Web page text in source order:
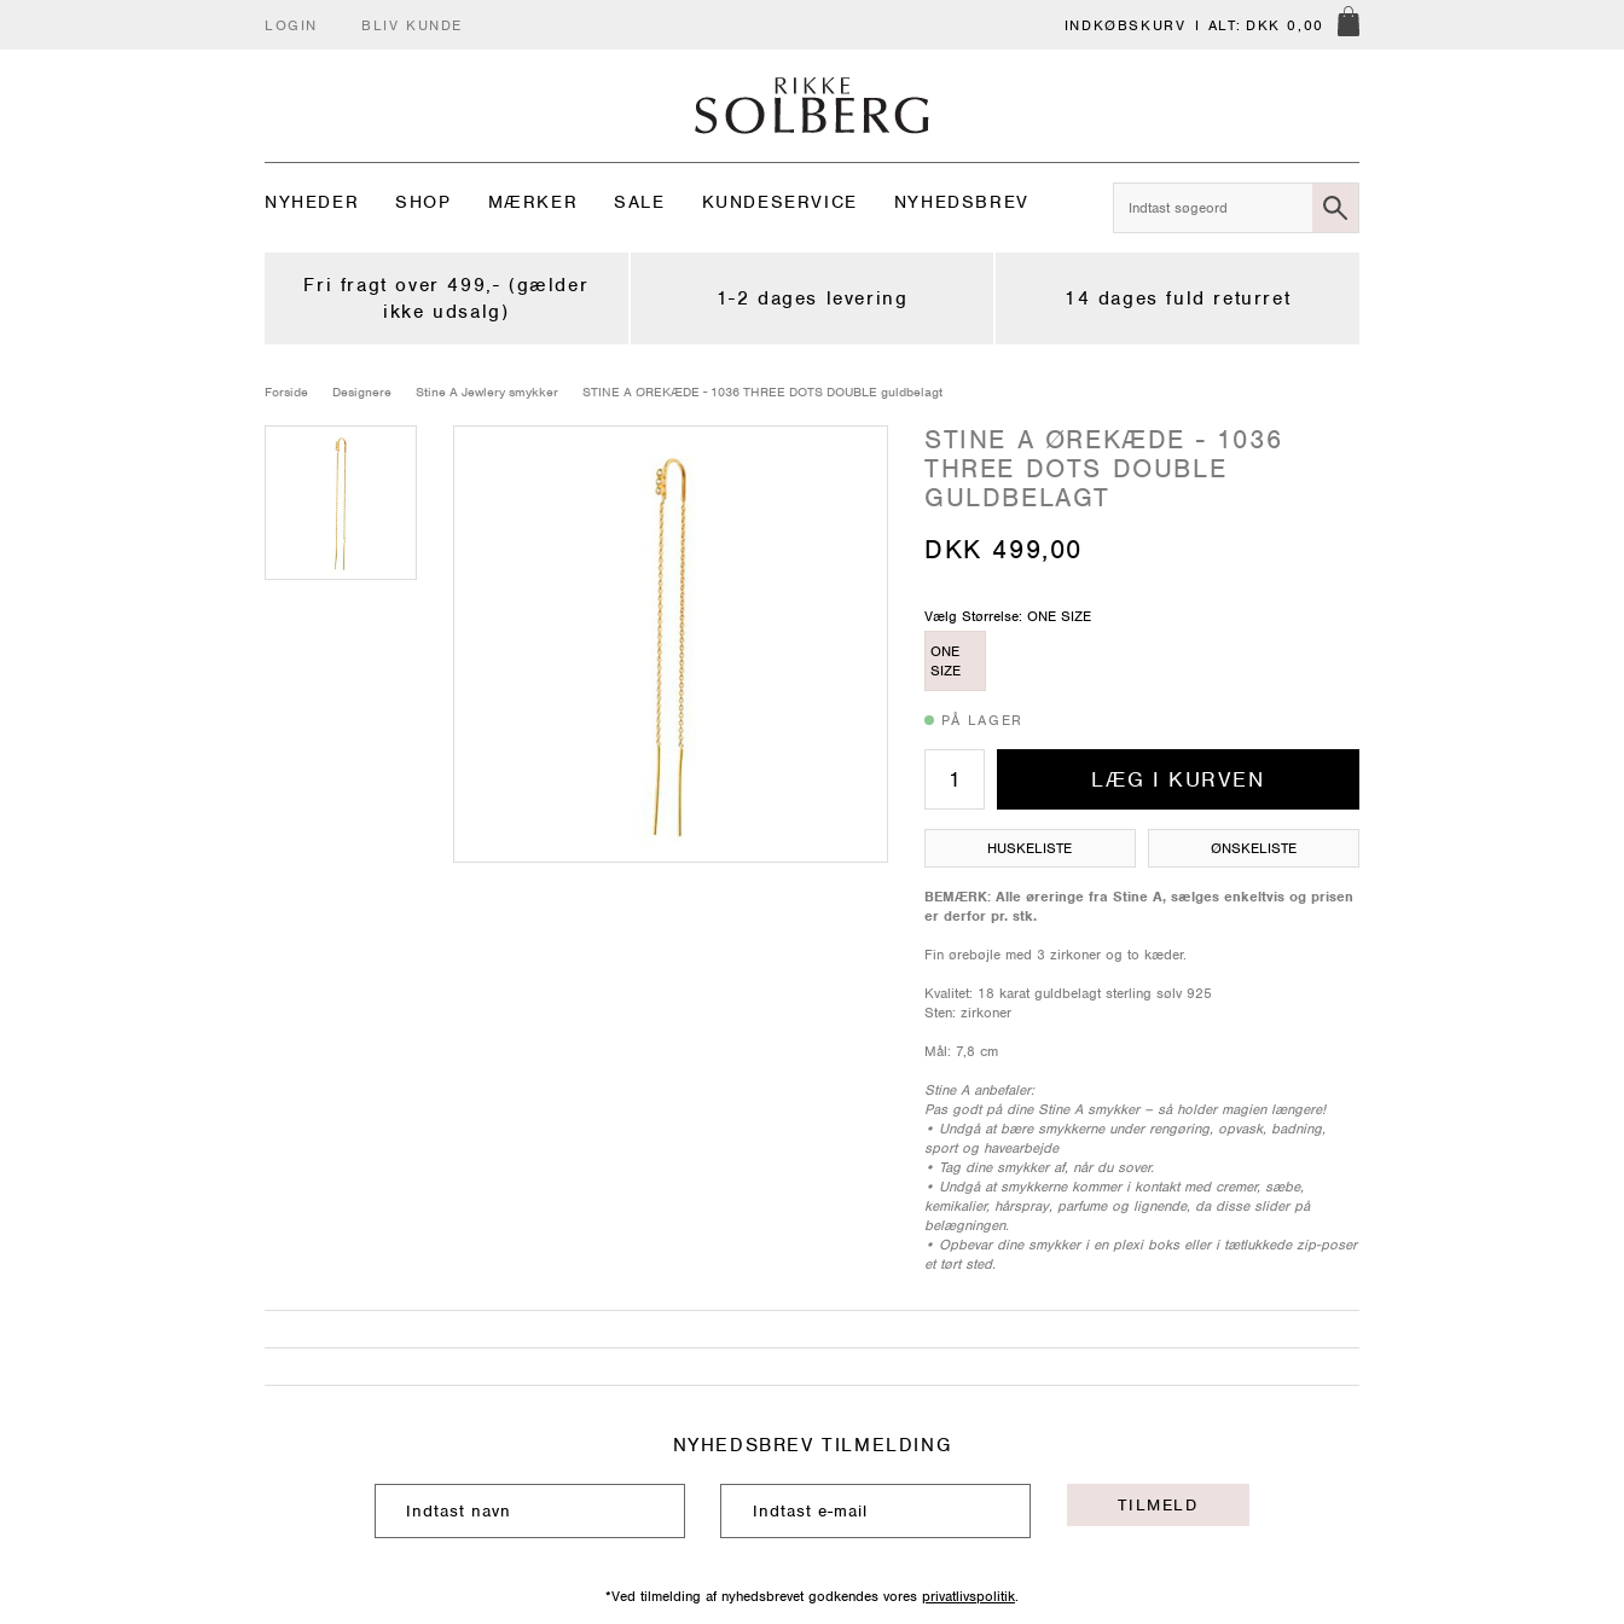
LOGIN BLIV KUNDE INDKØBSKURV I ALT: DKK 0,00
NYHEDER SHOP MÆRKER SALE KUNDESERVICE NYHEDSBREV
Fri fragt over 499,- (gælder
ikke udsalg)
1-2 dages levering 14 dages fuld returret
Forside Designere Stine A Jewlery smykker STINE A ØREKÆDE - 1036 THREE DOTS DOUBLE guldbelagt
STINE A ØREKÆDE - 1036
THREE DOTS DOUBLE
GULDBELAGT
DKK 499,00
Vælg Størrelse: ONE SIZE
ONE
SIZE
PÅ LAGER
LÆG I KURVEN
HUSKELISTE ØNSKELISTE
BEMÆRK: Alle øreringe fra Stine A, sælges enkeltvis og prisen
er derfor pr. stk.
Fin ørebøjle med 3 zirkoner og to kæder.
Kvalitet: 18 karat guldbelagt sterling sølv 925
Sten: zirkoner
Mål: 7,8 cm
Stine A anbefaler:
Pas godt på dine Stine A smykker – så holder magien længere!
• Undgå at bære smykkerne under rengøring, opvask, badning,
sport og havearbejde
• Tag dine smykker af, når du sover.
• Undgå at smykkerne kommer i kontakt med cremer, sæbe,
kemikalier, hårspray, parfume og lignende, da disse slider på
belægningen.
• Opbevar dine smykker i en plexi boks eller i tætlukkede zip-poser
et tørt sted.
NYHEDSBREV TILMELDING
TILMELD
*Ved tilmelding af nyhedsbrevet godkendes vores privatlivspolitik.